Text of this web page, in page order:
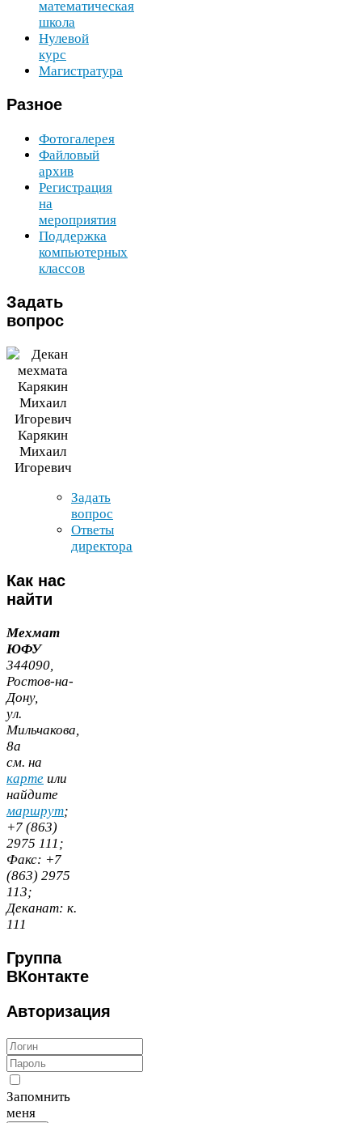
математическая
школа
Нулевой
курс
Магистратура
Разное
Фотогалерея
Файловый
архив
Регистрация
на
мероприятия
Поддержка
компьютерных
классов
Задать
вопрос
Карякин
Михаил
Игоревич
Задать
вопрос
Ответы
директора
Как нас
найти
Мехмат
ЮФУ
344090,
Ростов-​на-​
Дону,
ул.
Мильчакова,
8а
cм. на
карте или
найдите
маршрут;
+7 (863)
2975 111;
Факс: +7
(863) 2975
113;
Деканат: к.
111
Группа
ВКонтакте
Авторизация
Запомнить
меня